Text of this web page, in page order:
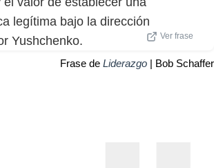
legítima bajo la dirección
Yushchenko.
Ver frase
Frase de Liderazgo | Bob Schaffer